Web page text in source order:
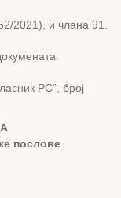
2021), и члана 91.
РС“, број
послове